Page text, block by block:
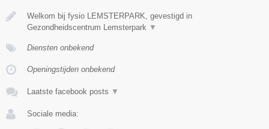
Welkom bij fysio LEMSTERPARK, gevestigd in
Gezondheidscentrum Lemsterpark ▼
Diensten onbekend
Openingstijden onbekend
Laatste facebook posts ▼
Sociale media: